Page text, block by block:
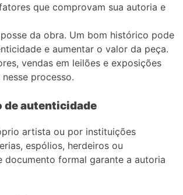
que comprovam sua autoria e
da obra. Um bom histórico pode
e aumentar o valor da peça.
vendas em leilões e exposições
processo.
de autenticidade
artista ou por instituições
espólios, herdeiros ou
documento formal garante a autoria